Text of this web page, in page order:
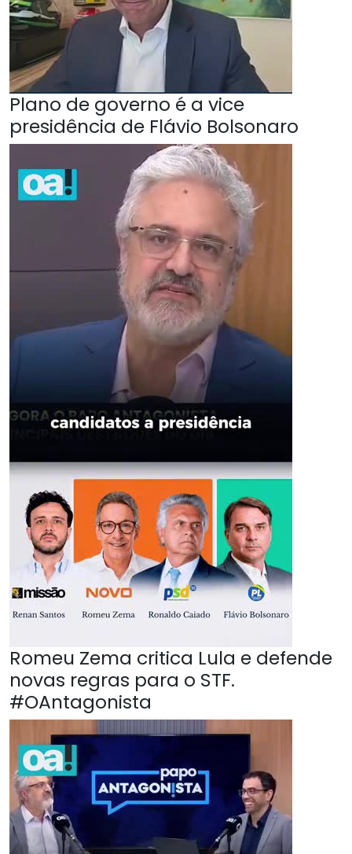
Plano de governo é a vice
presidência de Flávio Bolsonaro
Romeu Zema critica Lula e defende
novas regras para o STF.
#OAntagonista